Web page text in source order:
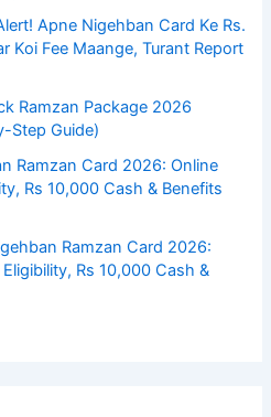
Apne Nigehban Card Ke Rs.
Koi Fee Maange, Turant Report
Ramzan Package 2026
Step Guide)
Ramzan Card 2026: Online
Rs 10,000 Cash & Benefits
Ramzan Card 2026:
Rs 10,000 Cash &